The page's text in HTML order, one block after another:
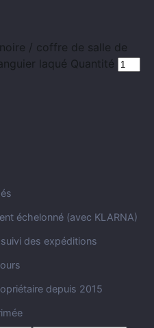
/ coffre de salle de
laqué Quantité
échelonné (avec KLARNA)
des expéditions
depuis 2015